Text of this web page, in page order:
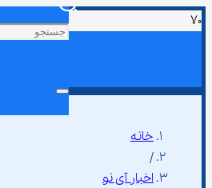
خانه
/
اخبار آی نو